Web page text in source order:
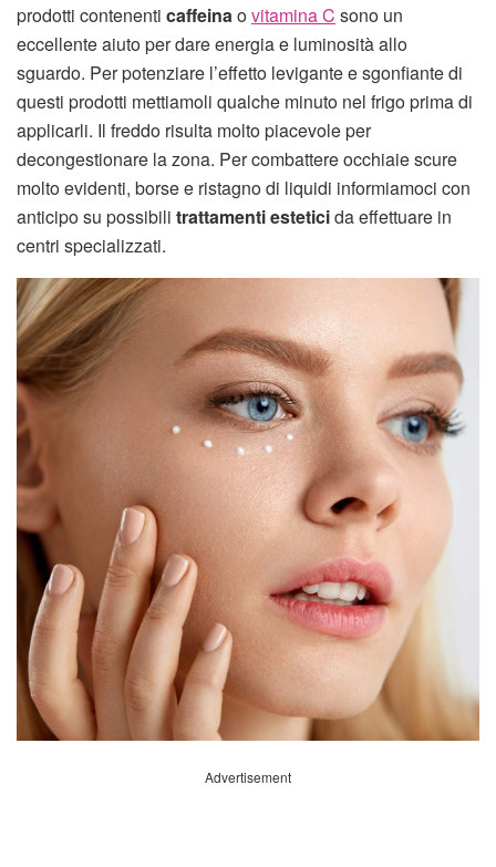
prodotti contenenti caffeinaovitamina C sono un
eccellente aiuto per dare energia e luminosità allo
sguardo. Per potenziare l’effetto levigante e sgonfiante di
questi prodotti mettiamoli qualche minuto nel frigo prima di
applicarli. Il freddo risulta molto piacevole per
decongestionare la zona. Per combattere occhiaie scure
molto evidenti, borse e ristagno di liquidi informiamoci con
anticipo su possibili trattamenti esteticida effettuare in
centri specializzati.
Advertisement